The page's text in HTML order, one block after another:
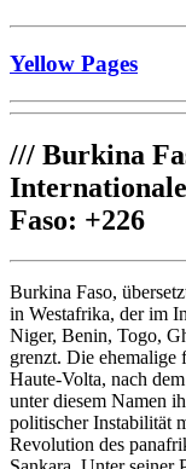
Yellow Pages
/// Burkina
Faso: +226
Burkina Faso,
in Westafrika, der im
Niger, Benin, Togo,
grenzt. Die ehemalige
Haute-Volta, nach
unter diesem Namen
politischer Instabilität
Revolution des